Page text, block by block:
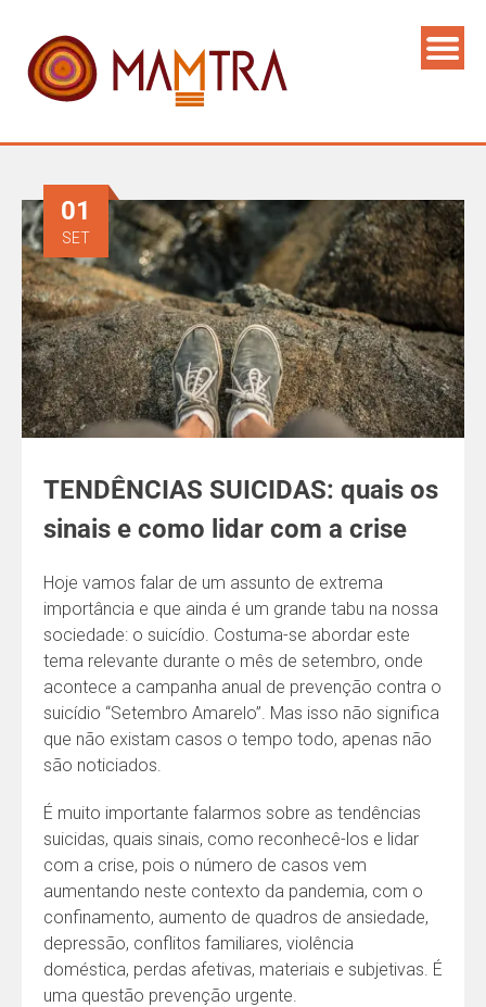
TENDÊNCIAS SUICIDAS: quais os
sinais e como lidar com a crise
01
SET
Hoje vamos falar de um assunto de extrema
importância e que ainda é um grande tabu na nossa
sociedade: o suicídio. Costuma-se abordar este
tema relevante durante o mês de setembro, onde
acontece a campanha anual de prevenção contra o
suicídio “Setembro Amarelo”. Mas isso não significa
que não existam casos o tempo todo, apenas não
são noticiados.
É muito importante falarmos sobre as tendências
suicidas, quais sinais, como reconhecê-los e lidar
com a crise, pois o número de casos vem
aumentando neste contexto da pandemia, com o
confinamento, aumento de quadros de ansiedade,
depressão, conflitos familiares, violência
doméstica, perdas afetivas, materiais e subjetivas. É
uma questão prevenção urgente.